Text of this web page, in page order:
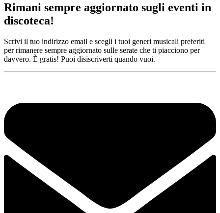
Rimani sempre aggiornato sugli eventi in
discoteca!
Scrivi il tuo indirizzo email e scegli i tuoi generi musicali preferiti
per rimanere sempre aggiornato sulle serate che ti piacciono per
davvero. È gratis! Puoi disiscriverti quando vuoi.